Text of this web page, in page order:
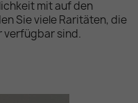
mit auf den
Sie viele Raritäten, die
verfügbar sind.